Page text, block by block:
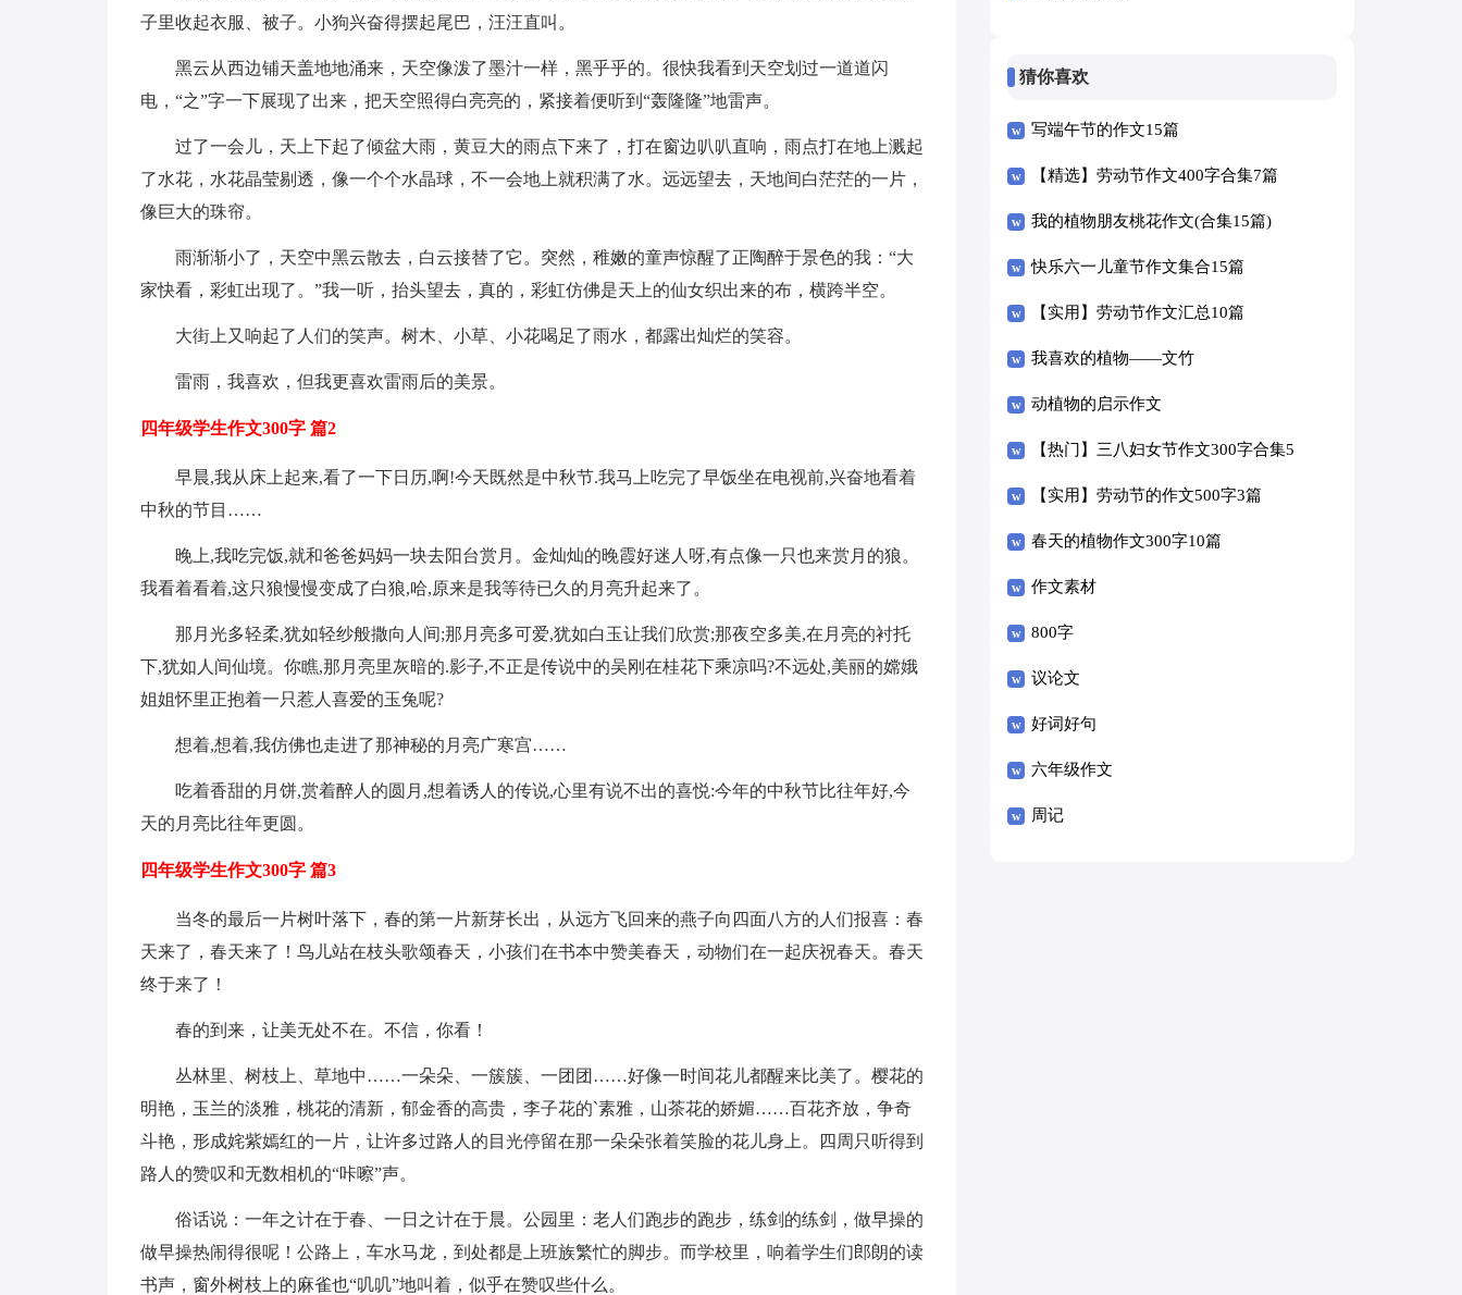
子里收起衣服、被子。小狗兴奋得摆起尾巴，汪汪直叫。
黑云从西边铺天盖地地涌来，天空像泼了墨汁一样，黑乎乎的。很快我看到天空划过一道道闪
电，“之”字一下展现了出来，把天空照得白亮亮的，紧接着便听到“轰隆隆”地雷声。
过了一会儿，天上下起了倾盆大雨，黄豆大的雨点下来了，打在窗边叭叭直响，雨点打在地上溅起
了水花，水花晶莹剔透，像一个个水晶球，不一会地上就积满了水。远远望去，天地间白茫茫的一片，
像巨大的珠帘。
雨渐渐小了，天空中黑云散去，白云接替了它。突然，稚嫩的童声惊醒了正陶醉于景色的我：“大
家快看，彩虹出现了。”我一听，抬头望去，真的，彩虹仿佛是天上的仙女织出来的布，横跨半空。
大街上又响起了人们的笑声。树木、小草、小花喝足了雨水，都露出灿烂的笑容。
雷雨，我喜欢，但我更喜欢雷雨后的美景。
四年级学生作文300字 篇2
早晨,我从床上起来,看了一下日历,啊!今天既然是中秋节.我马上吃完了早饭坐在电视前,兴奋地看着
中秋的节目……
晚上,我吃完饭,就和爸爸妈妈一块去阳台赏月。金灿灿的晚霞好迷人呀,有点像一只也来赏月的狼。
我看着看着,这只狼慢慢变成了白狼,哈,原来是我等待已久的月亮升起来了。
那月光多轻柔,犹如轻纱般撒向人间;那月亮多可爱,犹如白玉让我们欣赏;那夜空多美,在月亮的衬托
下,犹如人间仙境。你瞧,那月亮里灰暗的.影子,不正是传说中的吴刚在桂花下乘凉吗?不远处,美丽的嫦娥
姐姐怀里正抱着一只惹人喜爱的玉兔呢?
想着,想着,我仿佛也走进了那神秘的月亮广寒宫……
吃着香甜的月饼,赏着醉人的圆月,想着诱人的传说,心里有说不出的喜悦:今年的中秋节比往年好,今
天的月亮比往年更圆。
四年级学生作文300字 篇3
当冬的最后一片树叶落下，春的第一片新芽长出，从远方飞回来的燕子向四面八方的人们报喜：春
天来了，春天来了！鸟儿站在枝头歌颂春天，小孩们在书本中赞美春天，动物们在一起庆祝春天。春天
终于来了！
春的到来，让美无处不在。不信，你看！
丛林里、树枝上、草地中……一朵朵、一簇簇、一团团……好像一时间花儿都醒来比美了。樱花的
明艳，玉兰的淡雅，桃花的清新，郁金香的高贵，李子花的`素雅，山茶花的娇媚……百花齐放，争奇
斗艳，形成姹紫嫣红的一片，让许多过路人的目光停留在那一朵朵张着笑脸的花儿身上。四周只听得到
路人的赞叹和无数相机的“咔嚓”声。
俗话说：一年之计在于春、一日之计在于晨。公园里：老人们跑步的跑步，练剑的练剑，做早操的
做早操热闹得很呢！公路上，车水马龙，到处都是上班族繁忙的脚步。而学校里，响着学生们郎朗的读
书声，窗外树枝上的麻雀也“叽叽”地叫着，似乎在赞叹些什么。
猜你喜欢
写端午节的作文15篇
【精选】劳动节作文400字合集7篇
我的植物朋友桃花作文(合集15篇)
快乐六一儿童节作文集合15篇
【实用】劳动节作文汇总10篇
我喜欢的植物——文竹
动植物的启示作文
【热门】三八妇女节作文300字合集5
篇
【实用】劳动节的作文500字3篇
春天的植物作文300字10篇
作文素材
800字
议论文
好词好句
六年级作文
周记